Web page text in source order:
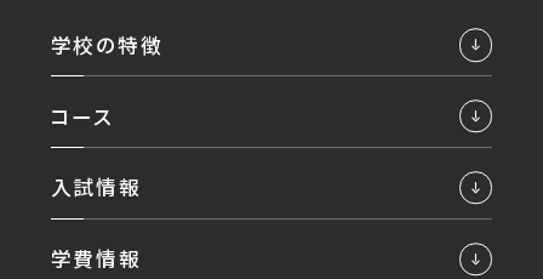
学校の特徴
コース
入試情報
学費情報